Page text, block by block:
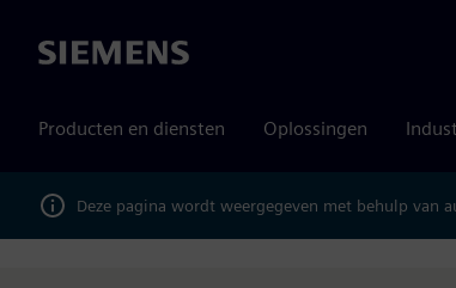
Siemens
Producten en diensten Oplossingen
Deze pagina wordt weergegeven met behulp van